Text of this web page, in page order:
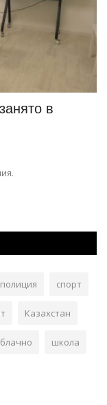
в
полиция спорт
Казахстан
школа